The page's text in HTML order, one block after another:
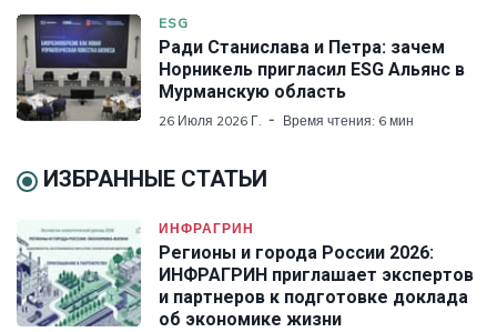
ESG
Ради Станислава и Петра: зачем
Норникель пригласил ESG Альянс в
Мурманскую область
26 Июля 2026 Г. Время чтения: 6 мин
ИЗБРАННЫЕ СТАТЬИ
ИНФРАГРИН
Регионы и города России 2026:
ИНФРАГРИН приглашает экспертов
и партнеров к подготовке доклада
об экономике жизни